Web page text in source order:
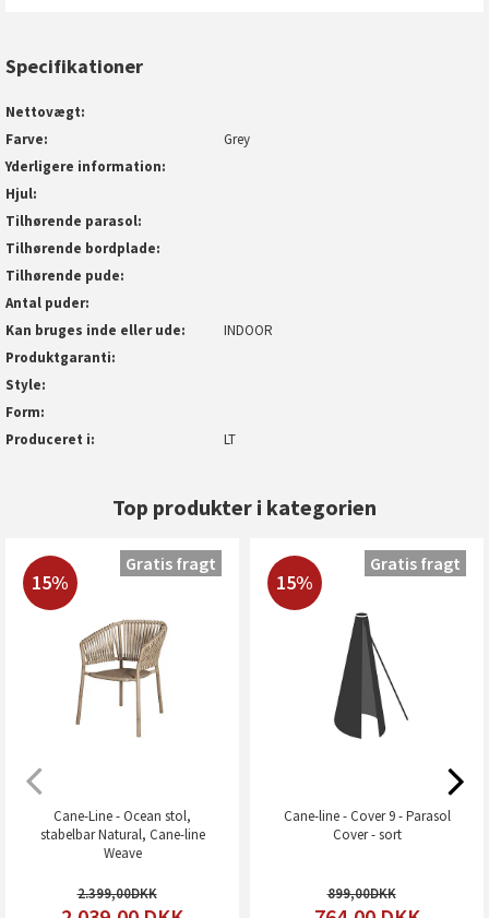
Specifikationer
Nettovægt
Farve
Grey
Yderligere information
Hjul
Tilhørende parasol
Tilhørende bordplade
Tilhørende pude
Antal puder
Kan bruges inde eller ude
INDOOR
Produktgaranti
Style
Form
Produceret i
LT
Top produkter i kategorien
15%
Cane-Line - Ocean stol,
stabelbar Natural, Cane-line
Weave
2.399,00
Gratis fragt
15%
Cane-line - Cover 9 - Parasol
Cover - sort
899,00
Gratis fragt